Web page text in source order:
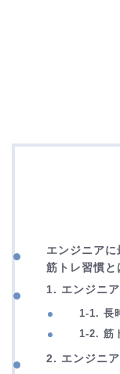
エンジニアに
筋トレ習慣と
1. エンジニ
1-1. 長
1-2. 筋
2. エンジニ